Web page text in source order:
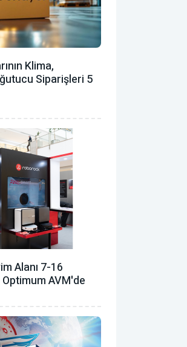
Klima,
Siparişleri 5
Alanı 7-16
AVM'de